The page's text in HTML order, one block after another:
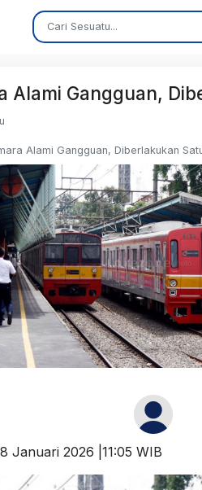
Alami Gangguan,
Alami Gangguan, Diberlakukan
Januari 2026 |11:05 WIB